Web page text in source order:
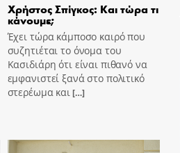
Χρήστος Σπίγκος: Και τώρα τι
κάνουμε;
Έχει τώρα κάμποσο καιρό που
συζητιέται το όνομα του
Κασιδιάρη ότι είναι πιθανό να
εμφανιστεί ξανά στο πολιτικό
στερέωμα και[…]